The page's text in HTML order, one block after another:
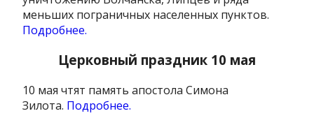
меньших пограничных населенных пунктов.
Подробнее.
Церковный праздник 10 мая
10 мая чтят память апостола Симона
Зилота. Подробнее.